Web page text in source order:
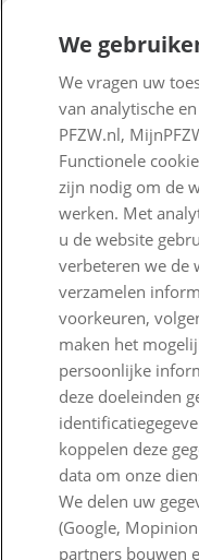
Over PFZW
Wij zijn PFZW
Beleggen voor een
Nieuwe regels voor
Zo staan we ervoor
Nieuws
Voor de pers
PFZW Dichtbij
Werken bij PFZW
Responsible
Digitale
Goed Bezig
We
We vragen uw
van analytische
PFZW.nl,
Functionele
zijn nodig om de
werken. Met
u de website
verbeteren we de
verzamelen
voorkeuren,
maken het
persoonlijke
deze doeleinden
koppelen deze
data om onze
We delen uw
(Google,
partners bouwen